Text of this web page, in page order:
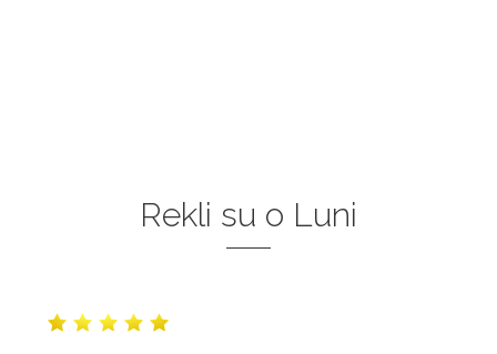
Rekli su o Luni